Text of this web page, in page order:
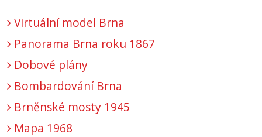
Virtuální model Brna
Panorama Brna roku 1867
Dobové plány
Bombardování Brna
Brněnské mosty 1945
Mapa 1968